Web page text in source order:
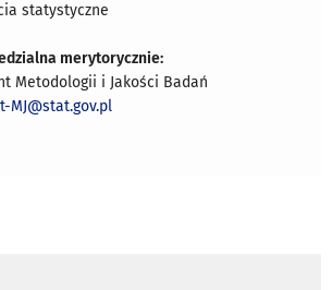
statystyczne
merytorycznie:
Metodologii i Jakości Badań
MJ@stat.gov.pl